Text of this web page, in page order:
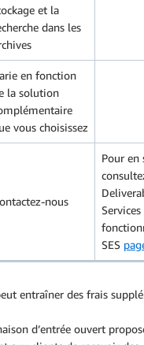
et la
dans les
en fonction
la solution
vous choisissez
nous
Pour en
Services
SES
entraîner des frais
d’entrée ouvert